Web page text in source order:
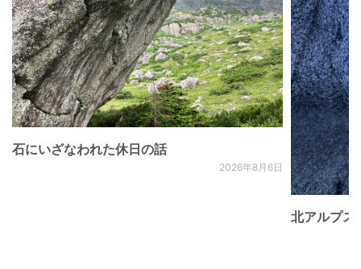
石にいざなわれた休日の話
2026年8月6日
北アルプ